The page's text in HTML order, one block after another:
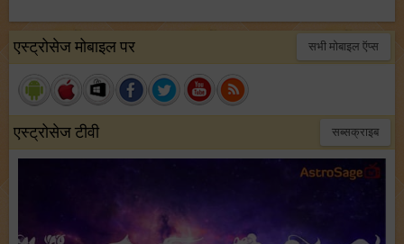
एस्ट्रोसेज मोबाइल पर सभी मोबाइल ऍप्स
एस्ट्रोसेज टीवी सब्सक्राइब